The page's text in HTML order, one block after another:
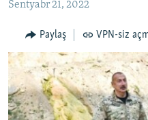
QANUNI DOĞRU
ARAŞDIRMA
MULTIMEDIA
VIDEO
FOTOQALEREYA
RADIO ARXIV
OXU ZALI
HAQQIMIZDA
Sentyabr 21, 2022
Paylaş VPN-siz